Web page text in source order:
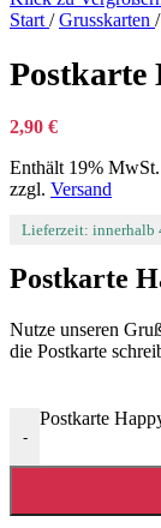
Start / Grusskarten /
Postkarte
2,90 €
Enthält 19% MwSt.
zzgl. Versand
Lieferzeit: innerhalb
Postkarte
Nutze unseren
die Postkarte
-
Postkarte